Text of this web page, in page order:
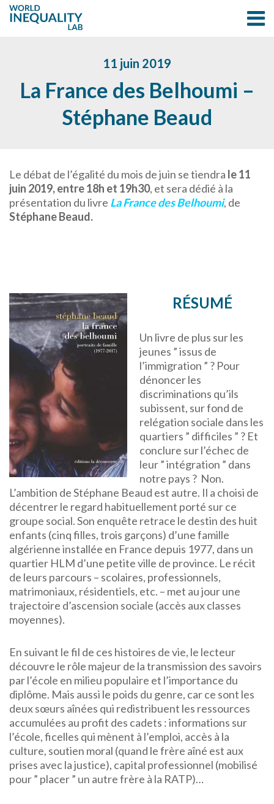
11 juin 2019
La France des Belhoumi –
Stéphane Beaud
Le débat de l’égalité du mois de juin se tiendra le 11
juin 2019, entre 18h et 19h30, et sera dédié à la
présentation du livre La France des Belhoumi, de
Stéphane Beaud.
RÉSUMÉ
Un livre de plus sur les
jeunes ” issus de
l’immigration ” ? Pour
dénoncer les
discriminations qu’ils
subissent, sur fond de
relégation sociale dans les
quartiers ” difficiles ” ? Et
conclure sur l’échec de
leur ” intégration ” dans
notre pays ? Non.
L’ambition de Stéphane Beaud est autre. Il a choisi de
décentrer le regard habituellement porté sur ce
groupe social. Son enquête retrace le destin des huit
enfants (cinq filles, trois garçons) d’une famille
algérienne installée en France depuis 1977, dans un
quartier HLM d’une petite ville de province. Le récit
de leurs parcours – scolaires, professionnels,
matrimoniaux, résidentiels, etc. – met au jour une
trajectoire d’ascension sociale (accès aux classes
moyennes).
En suivant le fil de ces histoires de vie, le lecteur
découvre le rôle majeur de la transmission des savoirs
par l’école en milieu populaire et l’importance du
diplôme. Mais aussi le poids du genre, car ce sont les
deux sœurs aînées qui redistribuent les ressources
accumulées au profit des cadets : informations sur
l’école, ficelles qui mènent à l’emploi, accès à la
culture, soutien moral (quand le frère aîné est aux
prises avec la justice), capital professionnel (mobilisé
pour ” placer ” un autre frère à la RATP)…